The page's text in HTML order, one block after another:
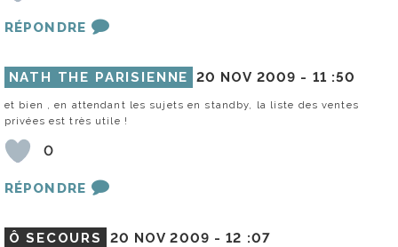
RÉPONDRE
NATH THE PARISIENNE 20 NOV 2009 - 11 :50
et bien , en attendant les sujets en standby, la liste des ventes
privées est très utile !
0
RÉPONDRE
Ô SECOURS 20 NOV 2009 -12 :07